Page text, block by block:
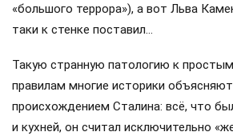
«большого террора»), а вот Льва
таки к стенке поставил…
Такую странную патологию к
правилам многие историки
происхождением Сталина: всё, что
и кухней, он считал исключительно